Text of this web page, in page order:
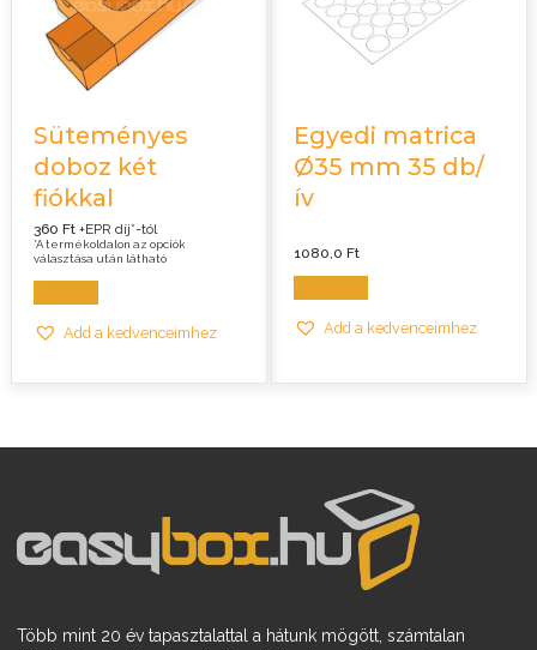
Süteményes
doboz két
fiókkal
360 Ft+EPR díj*-tól
*A termékoldalon az opciók
választása után látható
Opciók
Add a kedvenceimhez
Egyedi matrica
Ø35 mm 35 db/
ív
1080,0Ft
Kosárba
Add a kedvenceimhez
Több mint 20 év tapasztalattal a hátunk mögött, számtalan